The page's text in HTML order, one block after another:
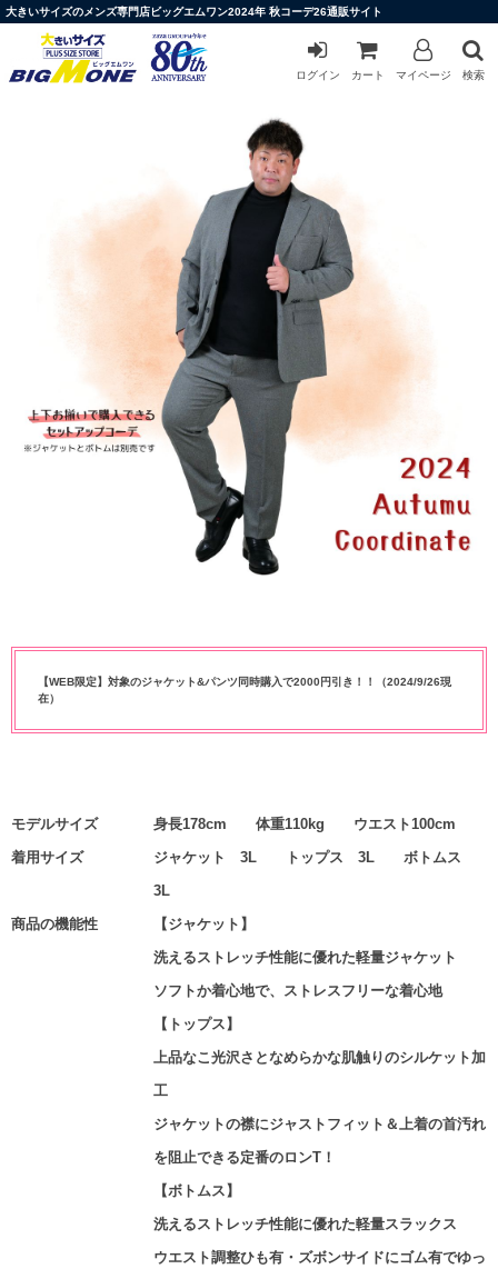
大きいサイズのメンズ専門店ビッグエムワン2024年 秋コーデ26通販サイト
ログイン カート マイページ 検索
【WEB限定】対象のジャケット&パンツ同時購入で2000円引き！！（2024/9/26現
在）
モデルサイズ
身長178cm 体重110kg ウエスト100cm
着用サイズ
ジャケット 3L トップス 3L ボトムス
3L
商品の機能性
【ジャケット】
洗えるストレッチ性能に優れた軽量ジャケット
ソフトか着心地で、ストレスフリーな着心地
【トップス】
上品なこ光沢さとなめらかな肌触りのシルケット加
工
ジャケットの襟にジャストフィット＆上着の首汚れ
を阻止できる定番のロンT！
【ボトムス】
洗えるストレッチ性能に優れた軽量スラックス
ウエスト調整ひも有・ズボンサイドにゴム有でゆっ